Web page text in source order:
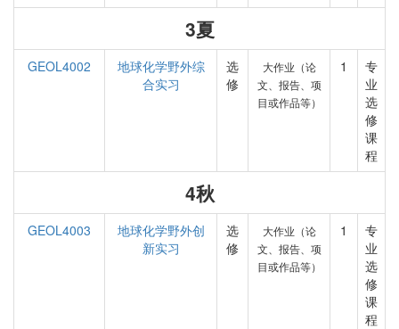
3夏
GEOL4002
地球化学野外综
合实习
选
修
大作业（论
文、报告、项
目或作品等）
1
专
业
选
修
课
程
4秋
GEOL4003
地球化学野外创
新实习
选
修
大作业（论
文、报告、项
目或作品等）
1
专
业
选
修
课
程